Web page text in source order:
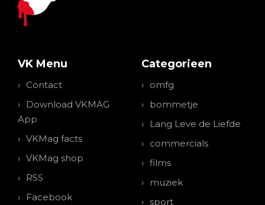
VK Menu
Contact
Download VKMAG
App
VKMag facts
VKMag shop
RSS
Facebook
Categorieen
omfg
bommetje
Lang Leve de Liefde
commercials
films
muziek
sport